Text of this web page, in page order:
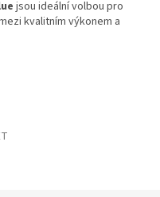
jsou ideální volbou pro
kvalitním výkonem a